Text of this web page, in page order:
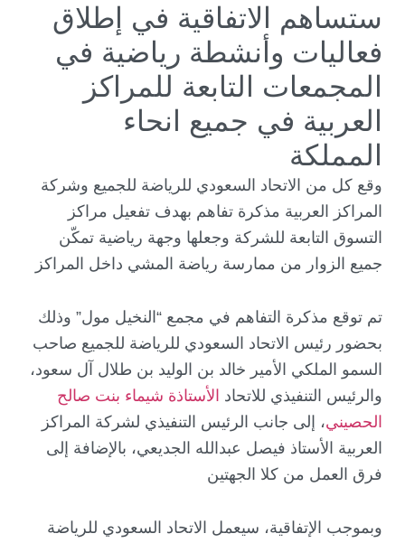
ستساهم الاتفاقية في إطلاق
فعاليات وأنشطة رياضية في
المجمعات التابعة للمراكز
العربية في جميع انحاء
المملكة
وقع كل من الاتحاد السعودي للرياضة للجميع وشركة
المراكز العربية مذكرة تفاهم بهدف تفعيل مراكز
التسوق التابعة للشركة وجعلها وجهة رياضية تمكّن
جميع الزوار من ممارسة رياضة المشي داخل المراكز
تم توقع مذكرة التفاهم في مجمع “النخيل مول” وذلك
بحضور رئيس الاتحاد السعودي للرياضة للجميع صاحب
السمو الملكي الأمير خالد بن الوليد بن طلال آل سعود،
والرئيس التنفيذي للاتحاد الأستاذة شيماء بنت صالح
الحصيني، إلى جانب الرئيس التنفيذي لشركة المراكز
العربية الأستاذ فيصل عبدالله الجديعي، بالإضافة إلى
فرق العمل من كلا الجهتين
وبموجب الإتفاقية، سيعمل الاتحاد السعودي للرياضة